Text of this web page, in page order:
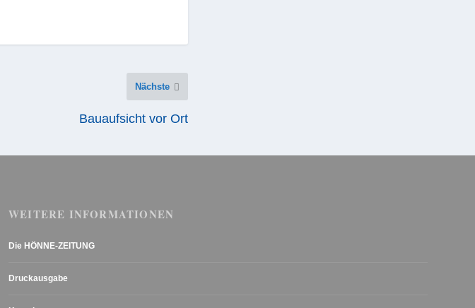
Nächste
Bauaufsicht vor Ort
WEITERE INFORMATIONEN
Die HÖNNE-ZEITUNG
Druckausgabe